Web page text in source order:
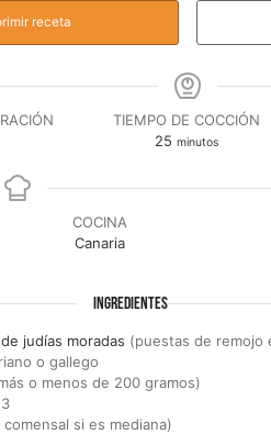
receta
TIEMPO DE COCCIÓN
25 minutos
minutos
COCINA
Canaria
INGREDIENTES
judías moradas (puestas de remojo
o gallego
o menos de 200 gramos)
si es mediana)